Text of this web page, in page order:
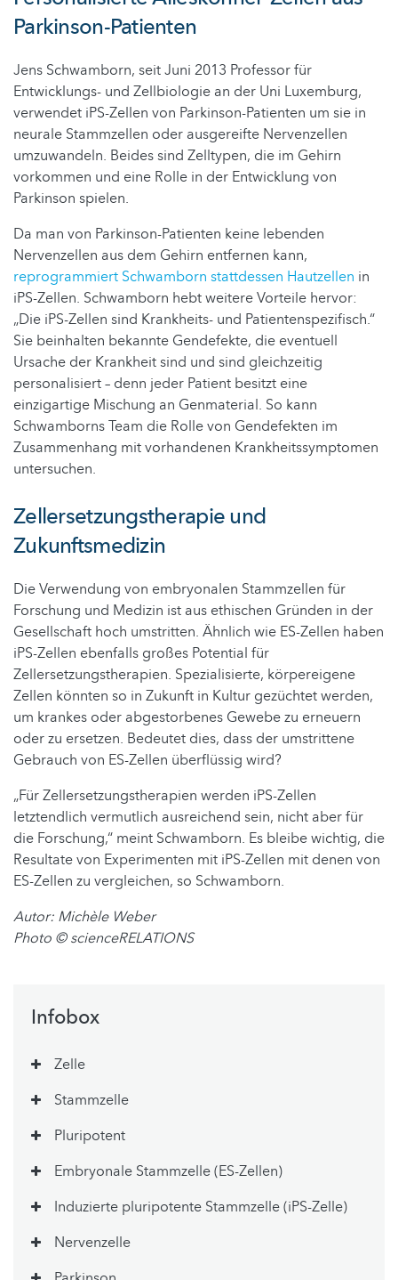
Parkinson-Patienten
Jens Schwamborn, seit Juni 2013 Professor für
Entwicklungs- und Zellbiologie an der Uni Luxemburg,
verwendet iPS-Zellen von Parkinson-Patienten um sie in
neurale Stammzellen oder ausgereifte Nervenzellen
umzuwandeln. Beides sind Zelltypen, die im Gehirn
vorkommen und eine Rolle in der Entwicklung von
Parkinson spielen.
Da man von Parkinson-Patienten keine lebenden
Nervenzellen aus dem Gehirn entfernen kann,
reprogrammiert Schwamborn stattdessen Hautzellen in
iPS-Zellen. Schwamborn hebt weitere Vorteile hervor:
„Die iPS-Zellen sind Krankheits- und Patientenspezifisch.“
Sie beinhalten bekannte Gendefekte, die eventuell
Ursache der Krankheit sind und sind gleichzeitig
personalisiert – denn jeder Patient besitzt eine
einzigartige Mischung an Genmaterial. So kann
Schwamborns Team die Rolle von Gendefekten im
Zusammenhang mit vorhandenen Krankheitssymptomen
untersuchen.
Zellersetzungstherapie und
Zukunftsmedizin
Die Verwendung von embryonalen Stammzellen für
Forschung und Medizin ist aus ethischen Gründen in der
Gesellschaft hoch umstritten. Ähnlich wie ES-Zellen haben
iPS-Zellen ebenfalls großes Potential für
Zellersetzungstherapien. Spezialisierte, körpereigene
Zellen könnten so in Zukunft in Kultur gezüchtet werden,
um krankes oder abgestorbenes Gewebe zu erneuern
oder zu ersetzen. Bedeutet dies, dass der umstrittene
Gebrauch von ES-Zellen überflüssig wird?
„Für Zellersetzungstherapien werden iPS-Zellen
letztendlich vermutlich ausreichend sein, nicht aber für
die Forschung,“ meint Schwamborn. Es bleibe wichtig, die
Resultate von Experimenten mit iPS-Zellen mit denen von
ES-Zellen zu vergleichen, so Schwamborn.
Autor: Michèle Weber
Photo © scienceRELATIONS
Infobox
Zelle
Stammzelle
Pluripotent
Embryonale Stammzelle (ES-Zellen)
Induzierte pluripotente Stammzelle (iPS-Zelle)
Nervenzelle